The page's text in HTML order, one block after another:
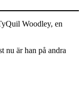
Woodley, en
nu är han på andra